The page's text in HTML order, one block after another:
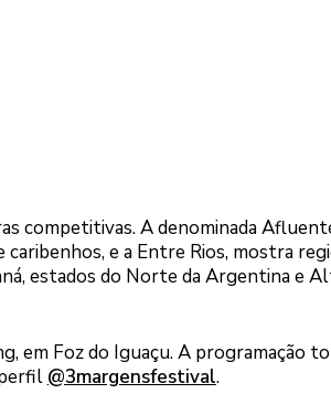
competitivas. A denominada
e a Entre Rios, mostra
estados do Norte da Argentina e
em Foz do Iguaçu. A programação
@3margensfestival.